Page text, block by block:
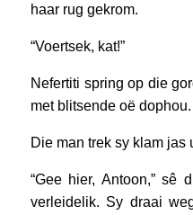
haar rug gekrom.
“Voertsek, kat!”
Nefertiti spring op die
met blitsende oë dophou.
Die man trek sy klam jas
“Gee hier, Antoon,” sê
verleidelik. Sy draai